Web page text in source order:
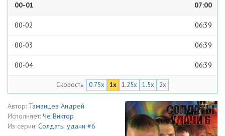
00-01 07:00
00-02 06:39
00-03 06:39
00-04 06:39
00-06 06:34
00-07 06:40
Скорость 0.75x 1x 1.25x 1.5x 2x
Автор: Таманцев Андрей
Исполняет: Че Виктор
Из серии: Солдаты удачи #6